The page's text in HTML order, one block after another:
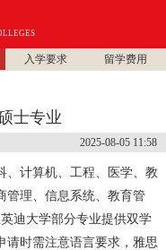
入学要求
留学费用
士专业
2025-08-05 11:58
、计算机、工程、医学、教
管理、信息系统、教育管
迪大学部分专业提供双学
请时需注意语言要求，雅思